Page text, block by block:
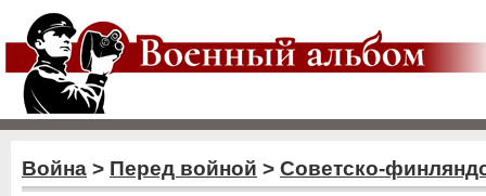
Война > Перед войной > Советско-